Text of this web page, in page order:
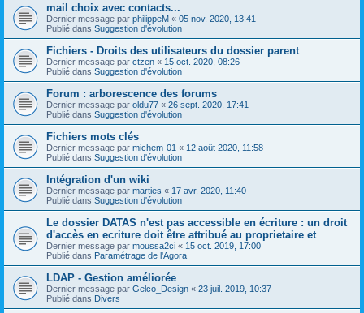
mail choix avec contacts...
Dernier message par philippeM « 05 nov. 2020, 13:41
Publié dans Suggestion d'évolution
Fichiers - Droits des utilisateurs du dossier parent
Dernier message par ctzen « 15 oct. 2020, 08:26
Publié dans Suggestion d'évolution
Forum : arborescence des forums
Dernier message par oldu77 « 26 sept. 2020, 17:41
Publié dans Suggestion d'évolution
Fichiers mots clés
Dernier message par michem-01 « 12 août 2020, 11:58
Publié dans Suggestion d'évolution
Intégration d'un wiki
Dernier message par marties « 17 avr. 2020, 11:40
Publié dans Suggestion d'évolution
Le dossier DATAS n'est pas accessible en écriture : un droit
d'accès en ecriture doit être attribué au proprietaire et
Dernier message par moussa2ci « 15 oct. 2019, 17:00
Publié dans Paramétrage de l'Agora
LDAP - Gestion améliorée
Dernier message par Gelco_Design « 23 juil. 2019, 10:37
Publié dans Divers